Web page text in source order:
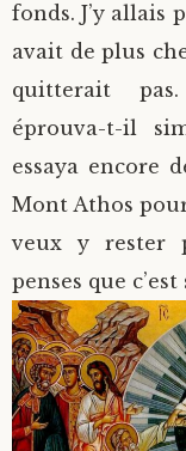
fonds. J’y allais
avait de plus
quitterait
éprouva-t-il
essaya encore
Mont Athos
veux y rester
penses que c’est